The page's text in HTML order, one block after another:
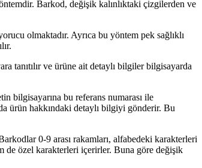
Barkod, değişik kalınlıktaki çizgilerden ve
olmaktadır. Ayrıca bu yöntem pek sağlıklı
tanıtılır ve ürüne ait detaylı bilgiler bilgisayarda
bilgisayarına bu referans numarası ile
ürün hakkındaki detaylı bilgiyi gönderir. Bu
0-9 arası rakamları, alfabedeki karakterleri
de özel karakterleri içerirler. Buna göre değişik